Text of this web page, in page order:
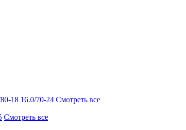
18 16.0/70-24 Смотреть все
Смотреть все